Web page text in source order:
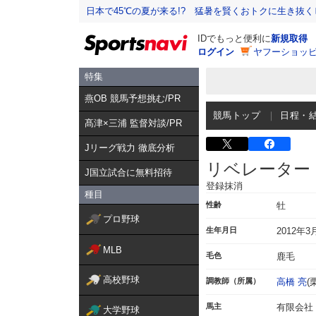
日本で45℃の夏が来る!? 猛暑を賢くおトクに生き抜く
IDでもっと便利に新規取得
ログイン
ヤフーショッ
特集
燕OB 競馬予想挑む/PR
髙津×三浦 監督対談/PR
Jリーグ戦力 徹底分析
J国立試合に無料招待
種目
プロ野球
MLB
高校野球
大学野球
競馬トップ 日程・
リベレーター
登録抹消
性齢 牡
生年月日 2012年3
毛色 鹿毛
調教師（所属） 高橋 亮(
馬主
有限会社